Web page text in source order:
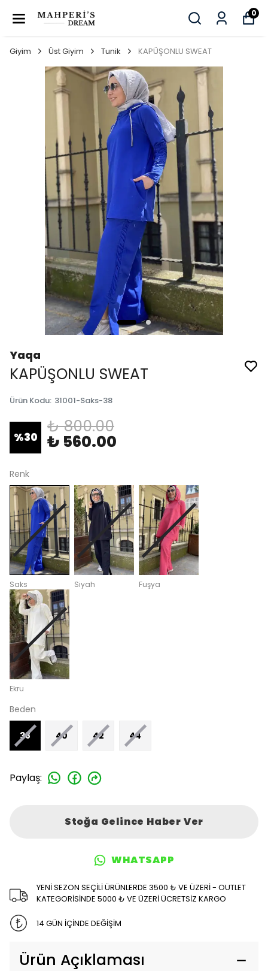
0
Giyim Üst Giyim Tunik KAPÜŞONLU SWEAT
Yaqa
KAPÜŞONLU SWEAT
Ürün Kodu: 31001-Saks-38
%30
₺ 800.00
₺ 560.00
Renk
Saks Siyah Fuşya
Ekru
Beden
38 40 42 44
Paylaş:
Stoğa Gelince Haber Ver
WHATSAPP
YENİ SEZON SEÇİLİ ÜRÜNLERDE 3500 ₺ VE ÜZERİ - OUTLET
KATEGORİSİNDE 5000 ₺ VE ÜZERİ ÜCRETSİZ KARGO
14 GÜN İÇİNDE DEĞİŞİM
Ürün Açıklaması